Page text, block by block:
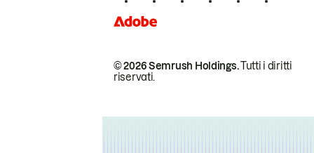
© 2026 Semrush Holdings.Tutti i diritti
riservati.